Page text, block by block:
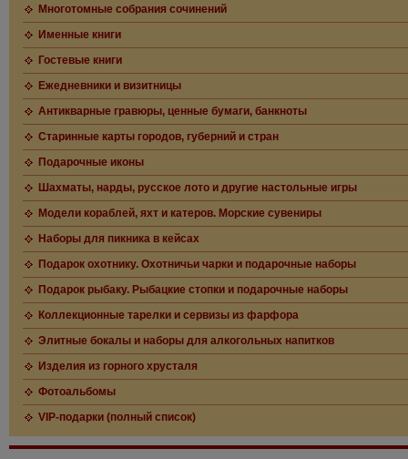
Многотомные собрания сочинений
Именные книги
Гостевые книги
Ежедневники и визитницы
Антикварные гравюры, ценные бумаги, банкноты
Старинные карты городов, губерний и стран
Подарочные иконы
Шахматы, нарды, русское лото и другие настольные игры
Модели кораблей, яхт и катеров. Морские сувениры
Наборы для пикника в кейсах
Подарок охотнику. Охотничьи чарки и подарочные наборы
Подарок рыбаку. Рыбацкие стопки и подарочные наборы
Коллекционные тарелки и сервизы из фарфора
Элитные бокалы и наборы для алкогольных напитков
Изделия из горного хрусталя
Фотоальбомы
VIP-подарки (полный список)